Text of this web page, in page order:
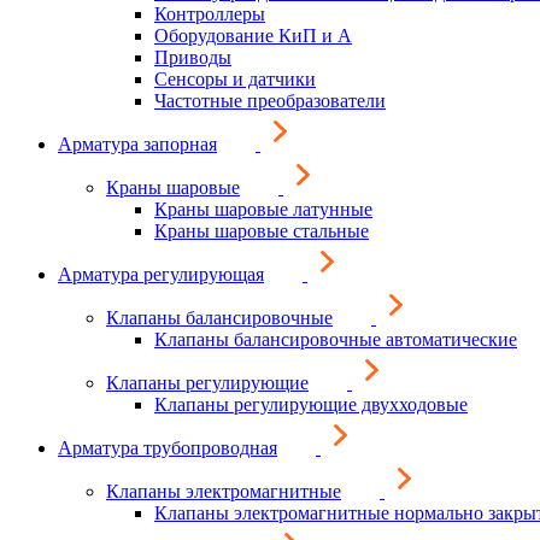
Контроллеры
Оборудование КиП и А
Приводы
Сенсоры и датчики
Частотные преобразователи
Арматура запорная
Краны шаровые
Краны шаровые латунные
Краны шаровые стальные
Арматура регулирующая
Клапаны балансировочные
Клапаны балансировочные автоматические
Клапаны регулирующие
Клапаны регулирующие двухходовые
Арматура трубопроводная
Клапаны электромагнитные
Клапаны электромагнитные нормально